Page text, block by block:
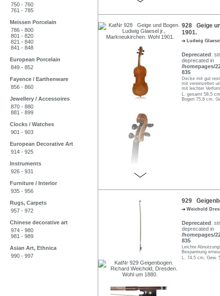
750 - 760
761 - 785
Meissen Porcelain
786 - 800
801 - 820
821 - 840
841 - 848
European Porcelain
849 - 852
Fayence / Earthenware
856 - 860
Jewellery / Accessoires
870 - 880
881 - 899
Clocks / Watches
901 - 903
European Decorative Art
914 - 925
Instruments
926 - 931
Furniture / Interior
935 - 956
Rugs, Carpets
957 - 972
Chinese decorative art
974 - 980
981 - 989
Asian Art, Ethnica
990 - 997
928 Geige
1901.
Ludwig
Deprecated:
deprecated in
/homepages/
835
Decke mit gut
mit vereinzelten
mit leichter
L. gesamt 58,5
Bogen 75,8 cm,
929
Weichold
Deprecated:
deprecated in
/homepages/
835
Leichte
Bespannung
L. 74,5 cm, Gew.